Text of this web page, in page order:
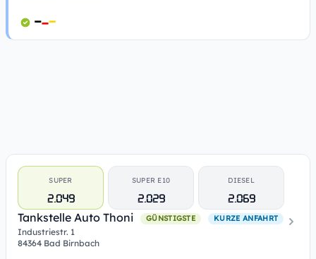
SUPER
2.049
SUPER E10
2.029
DIESEL
2.069
Tankstelle Auto Thoni
GÜNSTIGSTE KURZE ANFAHRT
Industriestr. 1
84364 Bad Birnbach